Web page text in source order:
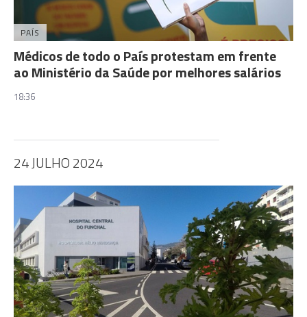
PAÍS
Médicos de todo o País protestam em frente
ao Ministério da Saúde por melhores salários
18:36
24 JULHO 2024